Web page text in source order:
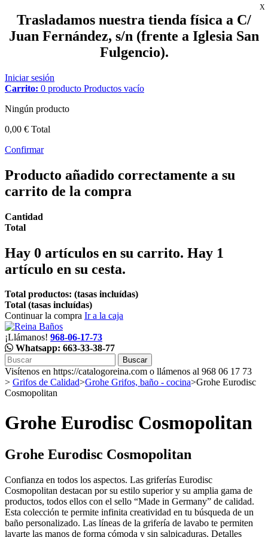
Trasladamos nuestra tienda física a C/
Juan Fernández, s/n (frente a Iglesia San
Fulgencio).
X
Iniciar sesión
Carrito: 0 producto Productos vacío
Ningún producto
0,00 € Total
Confirmar
Producto añadido correctamente a su
carrito de la compra
Cantidad
Total
Hay 0 artículos en su carrito. Hay 1
artículo en su cesta.
Total productos: (tasas incluídas)
Total (tasas incluídas)
Continuar la compra Ir a la caja
¡Llámanos! 968-06-17-73
Whatsapp: 663-33-38-77
Buscar
Visítenos en https://catalogoreina.com o llámenos al 968 06 17 73
> Grifos de Calidad>Grohe Grifos, baño - cocina>Grohe Eurodisc
Cosmopolitan
Grohe Eurodisc Cosmopolitan
Grohe Eurodisc Cosmopolitan
Confianza en todos los aspectos. Las griferías Eurodisc
Cosmopolitan destacan por su estilo superior y su amplia gama de
productos, todos ellos con el sello “Made in Germany” de calidad.
Esta colección te permite infinita creatividad en tu búsqueda de un
baño personalizado. Las líneas de la grifería de lavabo te permiten
lavarte las manos de forma cómoda y sin salpicaduras. Detalles